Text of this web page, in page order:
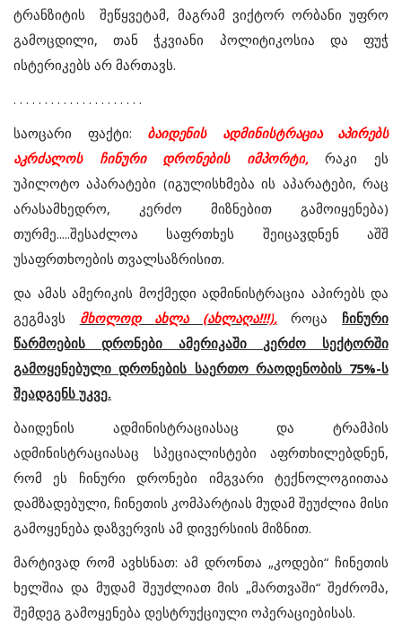
ტრანზიტის შეწყვეტამ, მაგრამ ვიქტორ ორბანი უფრო
გამოცდილი, თან ჭკვიანი პოლიტიკოსია და ფუჭ
ისტერიკებს არ მართავს.
. . . . . . . . . . . . . . . . . . . . .
საოცარი
ფაქტი: ბაიდენის ადმინისტრაცია
აპირებს
აკრძალოს
ჩინური დრონების იმპორტი, რაკი
ეს
უპილოტო აპარატები (იგულისხმება ის აპარატები,რაც
არასამხედრო,
კერძო მიზნებით გამოიყენება)
თურმე.....შესაძლოა საფრთხეს შეიცავდნენ
აშშ
უსაფრთხოების თვალსაზრისით.
და ამას ამერიკის მოქმედი ადმინისტრაცია აპირებს და
გეგმავს
მხოლოდ ახლა (ახლაღა!!!), როცა
ჩინური
წარმოების
დრონები ამერიკაში კერძო
სექტორში
გამოყენებული დრონების საერთო რაოდენობის75%-ს
შეადგენს უკვე.
ბაიდენის
ადმინისტრაციასაც და
ტრამპის
ადმინისტრაციასაც
სპეციალისტები აფრთხილებდნენ,
რომ
ეს ჩინურიდრონები იმგვარი
ტექნოლოგიითაა
დამზადებული, ჩინეთის კომპარტიას მუდამ შეუძლია მისი
გამოყენება დაზვერვის ამ დივერსიის მიზნით.
მარტივად რომ ავხსნათ: ამ დრონთა „კოდები“ ჩინეთის
ხელშია და მუდამ შეუძლიათ მის „მართვაში“შეძრომა,
შემდეგ გამოყენება დესტრუქციული ოპერაციებისას.